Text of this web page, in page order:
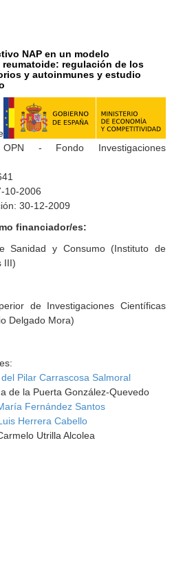
NAP en un modelo
regulación de los
y autoinmunes y estudio
OPN - Fondo Investigaciones
10-2006
30-12-2009
financiador/es:
Sanidad y Consumo (Instituto de
III)
de Investigaciones Científicas
Delgado Mora)
Pilar Carrascosa Salmoral
de la Puerta González-Quevedo
Fernández Santos
Herrera Cabello
Utrilla Alcolea